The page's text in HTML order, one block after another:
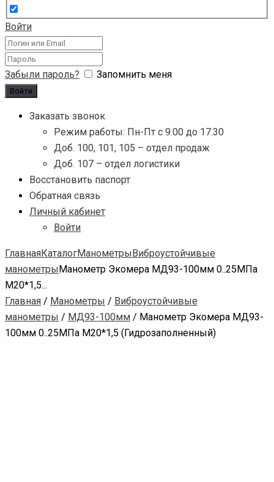
Войти
Забыли пароль? Запомнить меня
Заказать звонок
Режим работы: Пн-Пт с 9.00 до 17.30
Доб. 100, 101, 105 – отдел продаж
Доб. 107 – отдел логистики
Восстановить паспорт
Обратная связь
Личный кабинет
Войти
ГлавнаяКаталогМанометрыВиброустойчивые
манометрыМанометр Экомера МД93-100мм 0..25МПа
М20*1,5...
Главная / Манометры / Виброустойчивые
манометры / МД93-100мм / Манометр Экомера МД93-
100мм 0..25МПа М20*1,5 (Гидрозаполненный)